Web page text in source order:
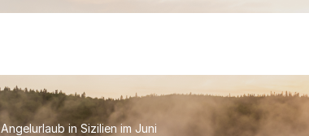
Angelurlaub in Sizilien im Juni